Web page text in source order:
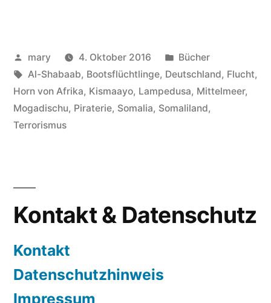
Veröffentlicht
von
mary 4. Oktober 2016
Veröffentlicht
in
Bücher
Schlagwörter:
Al-Shabaab, Bootsflüchtlinge, Deutschland, Flucht,
Horn von Afrika, Kismaayo, Lampedusa, Mittelmeer,
Mogadischu, Piraterie, Somalia, Somaliland,
Terrorismus
Kontakt & Datenschutz
Kontakt
Datenschutzhinweis
Impressum